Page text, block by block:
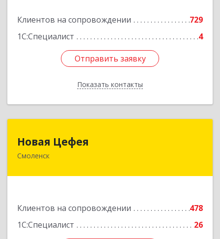
Клиентов на сопровождении
729
1С:Специалист
4
Отправить заявку
Показать контакты
Отправить заявку
Назад
Новая Цефея
Смоленск
Клиентов на сопровождении
478
1С:Специалист
26
214018, Смоленская обл, Смоленск г, Раевского